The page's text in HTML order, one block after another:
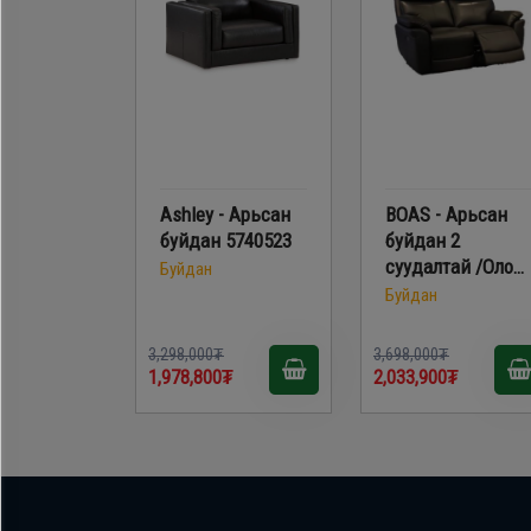
Ashley - Арьсан
буйдан 5740523
Буйдан
3,298,000₮
1,978,800₮
BOAS - Арьсан
буйдан 2
суудалтай /Олон
Үйлдэлт/ 3876-
Буйдан
3,698,000₮
2,033,900₮